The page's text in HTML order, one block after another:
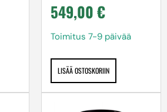
549,00€
Toimitus 7-9 päivää
LISÄÄ OSTOSKORIIN